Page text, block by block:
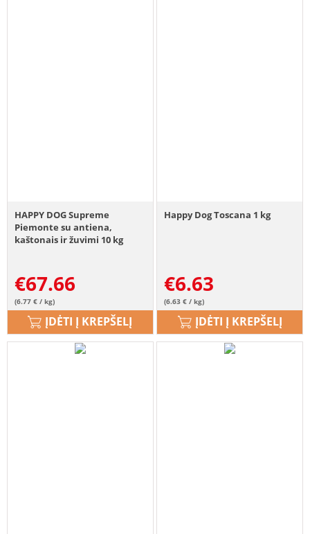
HAPPY DOG Supreme
Piemonte su antiena,
kaštonais ir žuvimi 10 kg
€67.66
(6.77 € / kg)
ĮDĖTI Į KREPŠELĮ
Happy Dog Toscana 1 kg
€6.63
(6.63 € / kg)
ĮDĖTI Į KREPŠELĮ